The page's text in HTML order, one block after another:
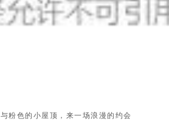
与粉色的小屋顶，来一场浪漫的约会